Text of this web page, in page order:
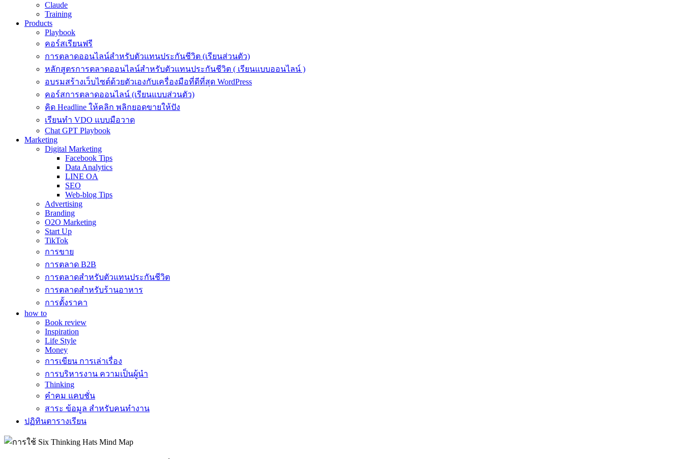
Claude
Training
Products
Playbook
คอร์สเรียนฟรี
การตลาดออนไลน์สำหรับตัวแทนประกันชีวิต (เรียนส่วนตัว)
หลักสูตรการตลาดออนไลน์สำหรับตัวแทนประกันชีวิต ( เรียนแบบออนไลน์ )
อบรมสร้างเว็บไซต์ด้วยตัวเองกับเครื่องมือที่ดีที่สุด WordPress
คอร์สการตลาดออนไลน์ (เรียนแบบส่วนตัว)
คิด Headline ให้คลิก พลิกยอดขายให้ปัง
เรียนทำ VDO แบบมือวาด
Chat GPT Playbook
Marketing
Digital Marketing
Facebook Tips
Data Analytics
LINE OA
SEO
Web-blog Tips
Advertising
Branding
O2O Marketing
Start Up
TikTok
การขาย
การตลาด B2B
การตลาดสำหรับตัวแทนประกันชีวิต
การตลาดสำหรับร้านอาหาร
การตั้งราคา
how to
Book review
Inspiration
Life Style
Money
การเขียน การเล่าเรื่อง
การบริหารงาน ความเป็นผู้นำ
Thinking
คำคม แคบชั่น
สาระ ข้อมูล สำหรับคนทำงาน
ปฏิทินตารางเรียน